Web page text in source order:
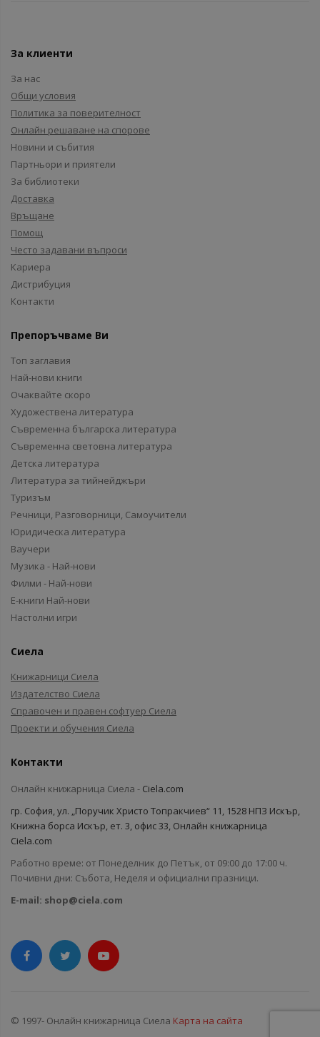
За клиенти
За нас
Общи условия
Политика за поверителност
Онлайн решаване на спорове
Новини и събития
Партньори и приятели
За библиотеки
Доставка
Връщане
Помощ
Често задавани въпроси
Кариера
Дистрибуция
Контакти
Препоръчваме Ви
Топ заглавия
Най-нови книги
Очаквайте скоро
Художествена литература
Съвременна българска литература
Съвременна световна литература
Детска литература
Литература за тийнейджъри
Туризъм
Речници, Разговорници, Самоучители
Юридическа литература
Ваучери
Музика - Най-нови
Филми - Най-нови
Е-книги Най-нови
Настолни игри
Сиела
Книжарници Сиела
Издателство Сиела
Справочен и правен софтуер Сиела
Проекти и обучения Сиела
Контакти
Онлайн книжарница Сиела - Ciela.com
гр. София, ул. „Поручик Христо Топракчиев“ 11, 1528 НПЗ Искър,
Книжна борса Искър, ет. 3, офис 33, Онлайн книжарница
Ciela.com
Работно време: от Понеделник до Петък, от 09:00 до 17:00 ч.
Почивни дни: Събота, Неделя и официални празници.
E-mail: shop@ciela.com
© 1997- Онлайн книжарница Сиела Карта на сайта